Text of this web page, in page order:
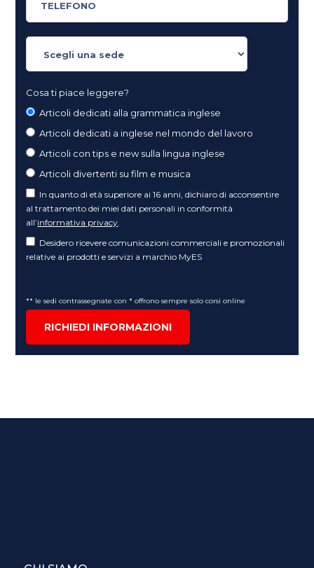
Cosa ti piace leggere?
Articoli dedicati alla grammatica inglese
Articoli dedicati a inglese nel mondo del lavoro
Articoli con tips e new sulla lingua inglese
Articoli divertenti su film e musica
In quanto di età superiore ai 16 anni, dichiaro di acconsentire
al trattamento dei miei dati personali in conformità
all’informativa privacy
Desidero ricevere comunicazioni commerciali e promozionali
relative ai prodotti e servizi a marchio MyES
** le sedi contrassegnate con * offrono sempre solo corsi online
RICHIEDI INFORMAZIONI